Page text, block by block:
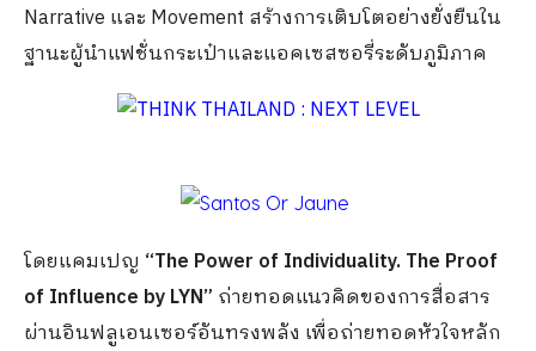
Narrative และ Movement สร้างการเติบโตอย่างยั่งยืนใน
ฐานะผู้นำแฟชั่นกระเป๋าและแอคเซสซอรี่ระดับภูมิภาค
โดยแคมเปญ “The Power of Individuality. The Proof
of Influence by LYN” ถ่ายทอดแนวคิดของการสื่อสาร
ผ่านอินฟลูเอนเซอร์อันทรงพลัง เพื่อถ่ายทอดหัวใจหลัก